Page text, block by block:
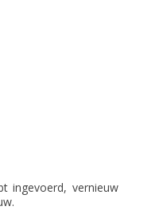
ingevoerd, vernieuw